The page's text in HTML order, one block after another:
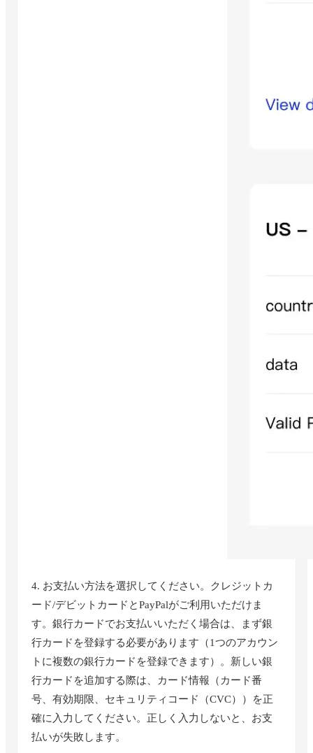
4. お支払い方法を選択してください。クレジットカ
ード/デビットカードとPayPalがご利用いただけま
す。銀行カードでお支払いいただく場合は、まず銀
行カードを登録する必要があります（1つのアカウン
トに複数の銀行カードを登録できます）。新しい銀
行カードを追加する際は、カード情報（カード番
号、有効期限、セキュリティコード（CVC））を正
確に入力してください。正しく入力しないと、お支
払いが失敗します。